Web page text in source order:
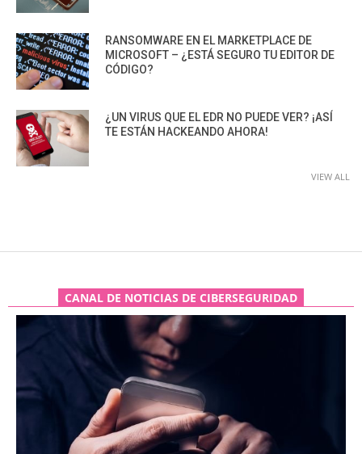
RANSOMWARE EN EL MARKETPLACE DE
MICROSOFT – ¿ESTÁ SEGURO TU EDITOR DE
CÓDIGO?
¿UN VIRUS QUE EL EDR NO PUEDE VER? ¡ASÍ
TE ESTÁN HACKEANDO AHORA!
VIEW ALL
CANAL DE NOTICIAS DE CIBERSEGURIDAD